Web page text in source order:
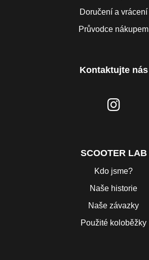
Doručení a vrácení
Průvodce nákupem
Kontaktujte nás
SCOOTER LAB
Kdo jsme?
Naše historie
Naše závazky
Použité koloběžky